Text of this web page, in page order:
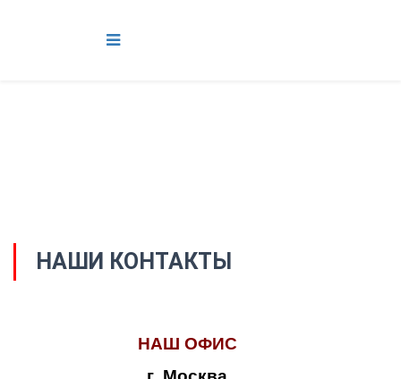
НАШИ КОНТАКТЫ
НАШ ОФИС